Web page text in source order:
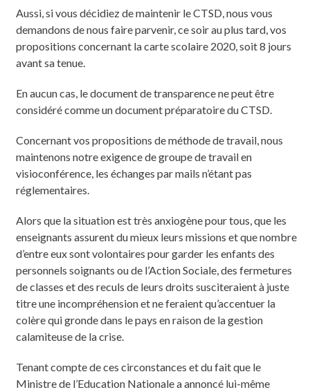
Aussi, si vous décidiez de maintenir le CTSD, nous vous
demandons de nous faire parvenir, ce soir au plus tard, vos
propositions concernant la carte scolaire 2020, soit 8 jours
avant sa tenue.
En aucun cas, le document de transparence ne peut être
considéré comme un document préparatoire du CTSD.
Concernant vos propositions de méthode de travail, nous
maintenons notre exigence de groupe de travail en
visioconférence, les échanges par mails n’étant pas
réglementaires.
Alors que la situation est très anxiogène pour tous, que les
enseignants assurent du mieux leurs missions et que nombre
d’entre eux sont volontaires pour garder les enfants des
personnels soignants ou de l’Action Sociale, des fermetures
de classes et des reculs de leurs droits susciteraient à juste
titre une incompréhension et ne feraient qu’accentuer la
colère qui gronde dans le pays en raison de la gestion
calamiteuse de la crise.
Tenant compte de ces circonstances et du fait que le
Ministre de l’Education Nationale a annoncé lui-même